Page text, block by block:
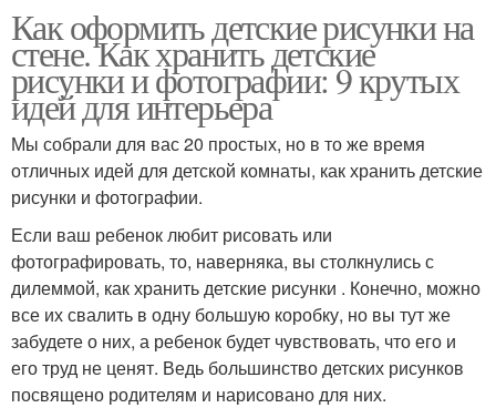
Как оформить детские рисунки на
стене. Как хранить детские
рисунки и фотографии: 9 крутых
идей для интерьера
Мы собрали для вас 20 простых, но в то же время
отличных идей для детской комнаты, как хранить детские
рисунки и фотографии.
Если ваш ребенок любит рисовать или
фотографировать, то, наверняка, вы столкнулись с
дилеммой, как хранить детские рисунки . Конечно, можно
все их свалить в одну большую коробку, но вы тут же
забудете о них, а ребенок будет чувствовать, что его и
его труд не ценят. Ведь большинство детских рисунков
посвящено родителям и нарисовано для них.